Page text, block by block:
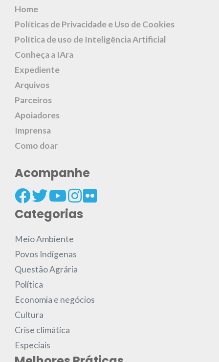
Home
Políticas de Privacidade e Uso de Cookies
Política de uso de Inteligência Artificial
Conheça a IAra
Expediente
Arquivos
Parceiros
Apoiadores
Imprensa
Como doar
Acompanhe
Categorias
Meio Ambiente
Povos Indígenas
Questão Agrária
Política
Economia e negócios
Cultura
Crise climática
Especiais